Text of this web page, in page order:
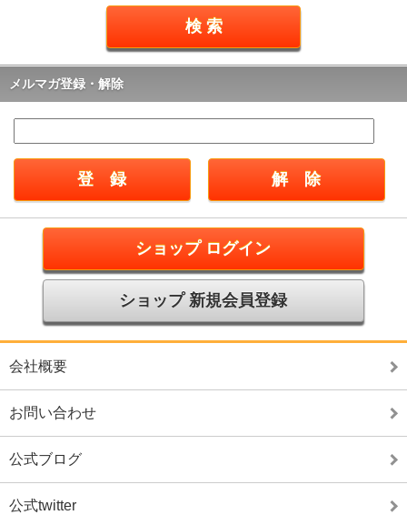
メルマガ登録・解除
ショップ ログイン
ショップ 新規会員登録
会社概要
お問い合わせ
公式ブログ
公式twitter